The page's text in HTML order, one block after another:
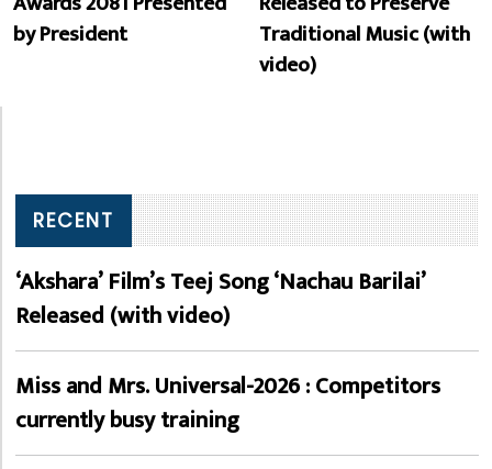
by President
Traditional Music (with
video)
RECENT
‘Akshara’ Film’s Teej Song ‘Nachau Barilai’
Released (with video)
Miss and Mrs. Universal-2026 : Competitors
currently busy training